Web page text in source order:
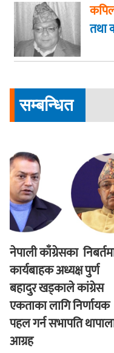
तथा
सम्बन्धित
नेपाली काँग्रेसका
कार्यबाहक अध्यक्ष पुर्ण
बहादुर खड्काले कांग्रेस
एकताका लागि निर्णायक
पहल गर्न सभापति
आग्रह